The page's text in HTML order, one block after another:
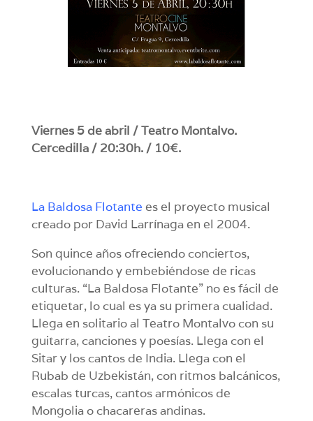
Viernes 5 de abril / Teatro Montalvo.
Cercedilla / 20:30h. / 10€.
La Baldosa Flotante es el proyecto musical
creado por David Larrínaga en el 2004.
Son quince años ofreciendo conciertos,
evolucionando y embebiéndose de ricas
culturas. “La Baldosa Flotante” no es fácil de
etiquetar, lo cual es ya su primera cualidad.
Llega en solitario al Teatro Montalvo con su
guitarra, canciones y poesías. Llega con el
Sitar y los cantos de India. Llega con el
Rubab de Uzbekistán, con ritmos balcánicos,
escalas turcas, cantos armónicos de
Mongolia o chacareras andinas.